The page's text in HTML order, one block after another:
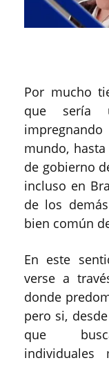
Por mucho
que sería
mundo,
de gobierno
incluso en
de los
bien común
En este
verse a
donde
pero si,
que